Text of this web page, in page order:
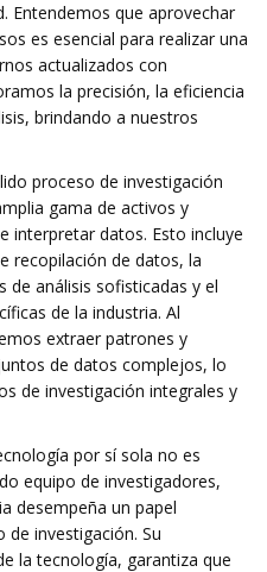
Entendemos que aprovechar
es esencial para realizar una
actualizados con
la precisión, la eficiencia
brindando a nuestros
proceso de investigación
gama de activos y
interpretar datos. Esto incluye
recopilación de datos, la
de análisis sofisticadas y el
de la industria. Al
extraer patrones y
de datos complejos, lo
de investigación integrales y
por sí sola no es
equipo de investigadores,
desempeña un papel
investigación. Su
la tecnología, garantiza que